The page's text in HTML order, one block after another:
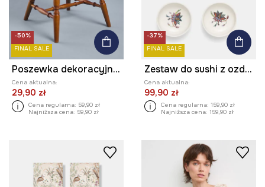
-50%
FINAL SALE
Poszewka dekoracyjna na poduszkę z kolekcji Frida
Cena aktualna:
29,90 zł
Cena regularna: 59,90 zł
Najniższa cena: 59,90 zł
-37%
FINAL SALE
Zestaw do sushi z ozdobnym wzorem
Cena aktualna:
99,90 zł
Cena regularna: 159,90 zł
Najniższa cena: 159,90 zł